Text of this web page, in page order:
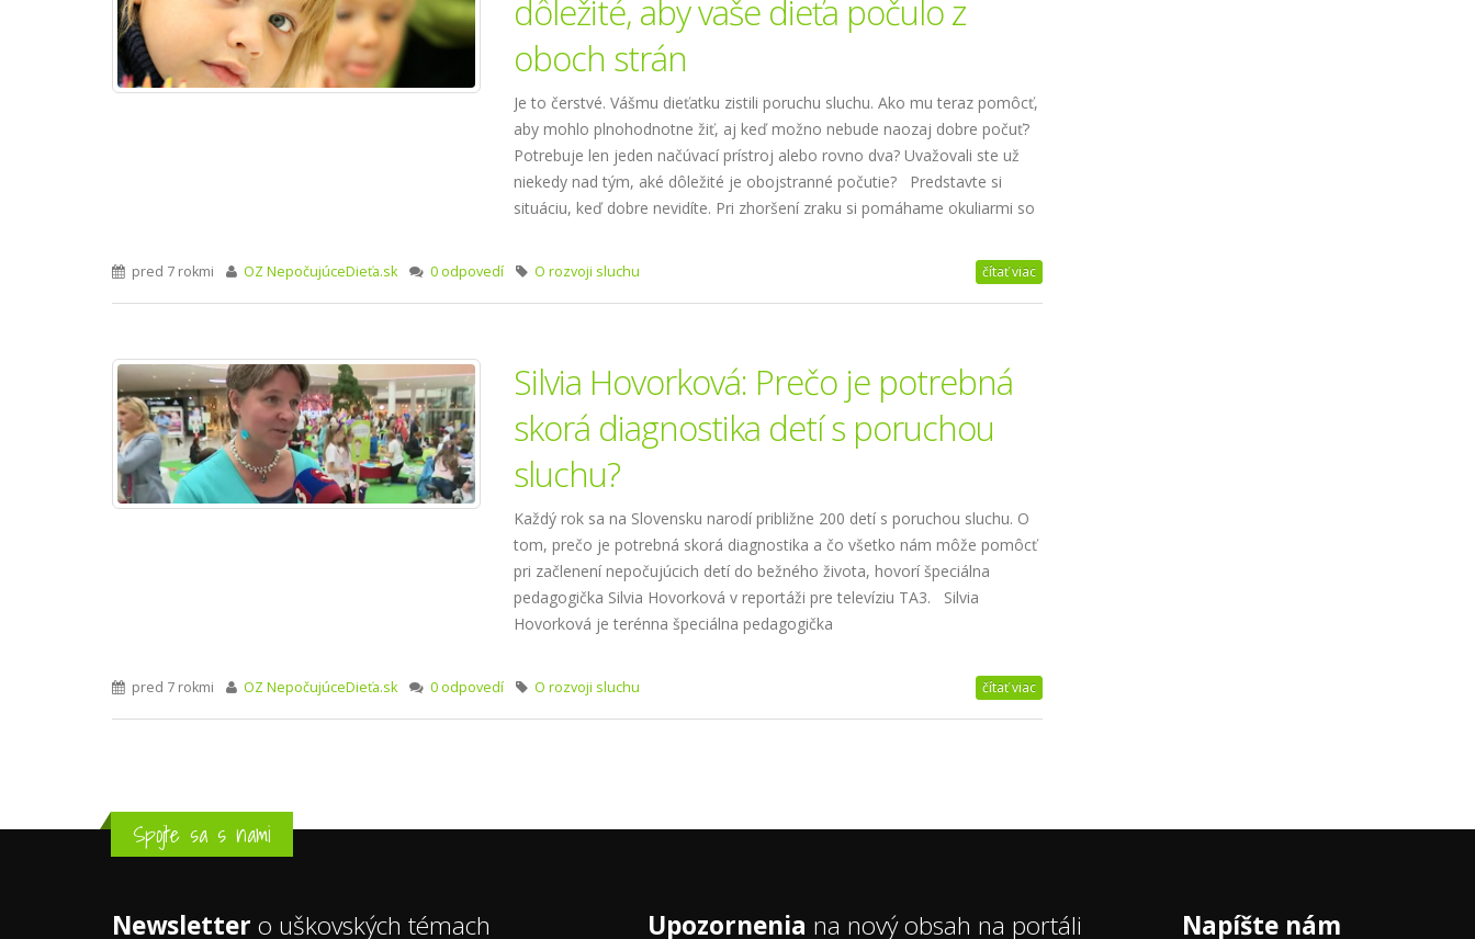
dôležité, aby vaše dieťa počulo z
oboch strán
Je to čerstvé. Vášmu dieťatku zistili poruchu sluchu. Ako mu teraz pomôcť,
aby mohlo plnohodnotne žiť, aj keď možno nebude naozaj dobre počuť?
Potrebuje len jeden načúvací prístroj alebo rovno dva? Uvažovali ste už
niekedy nad tým, aké dôležité je obojstranné počutie? Predstavte si
situáciu, keď dobre nevidíte. Pri zhoršení zraku si pomáhame okuliarmi so
pred 7 rokmi OZ NepočujúceDieťa.sk 0 odpovedí O rozvoji sluchu čítať viac
Silvia Hovorková: Prečo je potrebná
skorá diagnostika detí s poruchou
sluchu?
Každý rok sa na Slovensku narodí približne 200 detí s poruchou sluchu. O
tom, prečo je potrebná skorá diagnostika a čo všetko nám môže pomôcť
pri začlenení nepočujúcich detí do bežného života, hovorí špeciálna
pedagogička Silvia Hovorková v reportáži pre televíziu TA3. Silvia
Hovorková je terénna špeciálna pedagogička
pred 7 rokmi OZ NepočujúceDieťa.sk 0 odpovedí O rozvoji sluchu čítať viac
Spojte sa s nami
Newsletter o uškovských témach Upozornenia na nový obsah na portáli Napíšte nám